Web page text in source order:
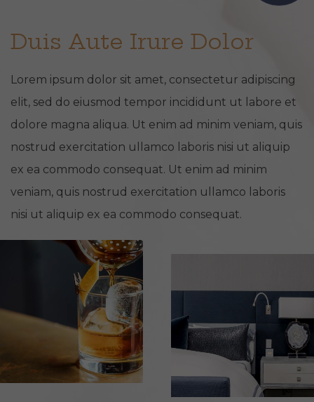
Duis Aute Irure Dolor
Lorem ipsum dolor sit amet, consectetur adipiscing
elit, sed do eiusmod tempor incididunt ut labore et
dolore magna aliqua. Ut enim ad minim veniam, quis
nostrud exercitation ullamco laboris nisi ut aliquip
ex ea commodo consequat. Ut enim ad minim
veniam, quis nostrud exercitation ullamco laboris
nisi ut aliquip ex ea commodo consequat.